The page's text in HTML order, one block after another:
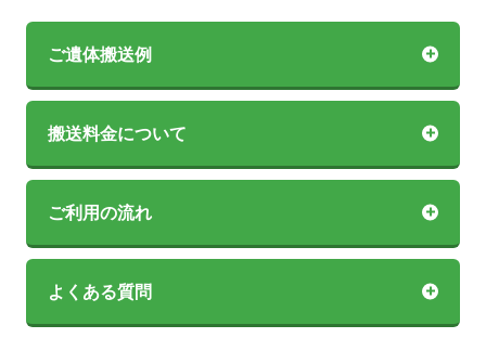
ご遺体搬送例
搬送料金について
ご利用の流れ
よくある質問